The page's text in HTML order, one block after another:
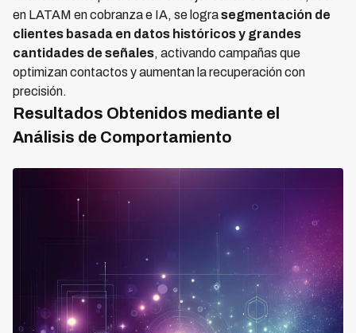
en LATAM en cobranza e IA, se lograsegmentación de
clientes basada en datos históricos y grandes
cantidades de señales, activando campañas que
optimizan contactos y aumentan la recuperación con
precisión.
Resultados Obtenidos mediante el
Análisis de Comportamiento